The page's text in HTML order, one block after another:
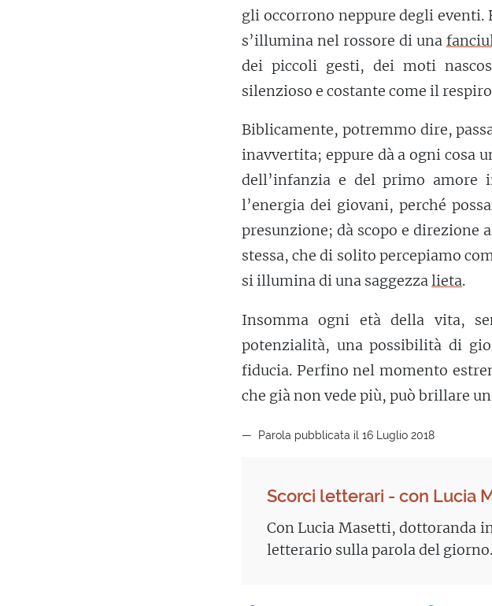
gli occorrono neppure degli
s’illumina nel rossore di una
dei piccoli gesti, dei moti
silenzioso e costante come il
Biblicamente, potremmo dire,
inavvertita; eppure dà a ogni cosa
dell’infanzia e del primo amore
l’energia dei giovani, perché
presunzione; dà scopo e direzione
stessa, che di solito percepiamo
si illumina di una saggezzalieta.
Insomma ogni età della vita,
potenzialità, una possibilità di
fiducia. Perfino nel momento
che già non vede più, può brillare
Parola pubblicata il 16 Luglio 2018
Scorci letterari - con Lucia
Con Lucia Masetti, dottoranda
letterario sulla parola del giorno.